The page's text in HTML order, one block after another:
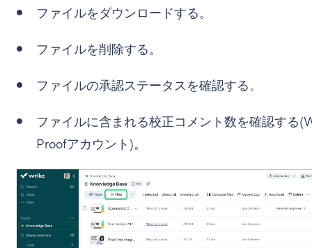
ファイルをダウンロードする。
ファイルを削除する。
ファイルの承認ステータスを確認する。
ファイルに含まれる校正コメント数を確認する
Proofアカウント)。